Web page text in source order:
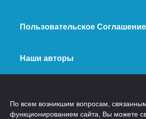
Пользовательское Соглашение
Наши авторы
По всем возникшим вопросам,
функционированием сайта, Вы можете